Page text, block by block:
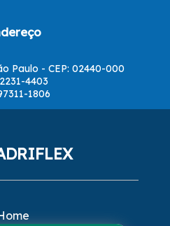
Paulo - CEP: 02440-000
4403
1806